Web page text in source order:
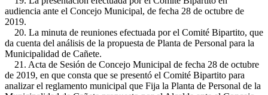
audiencia ante el Concejo Municipal, de fecha 28 de octubre de
2019.
20. La minuta de reuniones efectuada por el Comité Bipartito, que
da cuenta del análisis de la propuesta de Planta de Personal para la
Municipalidad de Cañete.
21. Acta de Sesión de Concejo Municipal de fecha 28 de octubre
de 2019, en que consta que se presentó el Comité Bipartito para
analizar el reglamento municipal que Fija la Planta de Personal de la